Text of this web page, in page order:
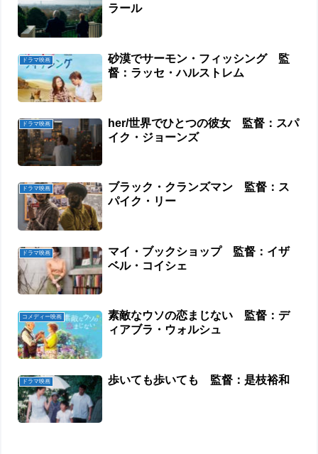
ラール
ドラマ映画
砂漠でサーモン・フィッシング 監
督：ラッセ・ハルストレム
ドラマ映画
her/世界でひとつの彼女 監督：スパ
イク・ジョーンズ
ドラマ映画
ブラック・クランズマン 監督：ス
パイク・リー
ドラマ映画
マイ・ブックショップ 監督：イザ
ベル・コイシェ
コメディー映画
素敵なウソの恋まじない 監督：デ
ィアブラ・ウォルシュ
ドラマ映画 歩いても歩いても 監督：是枝裕和